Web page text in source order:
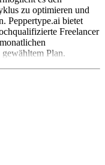
zu optimieren und
Peppertype.ai bietet
Freelancer
Plan.